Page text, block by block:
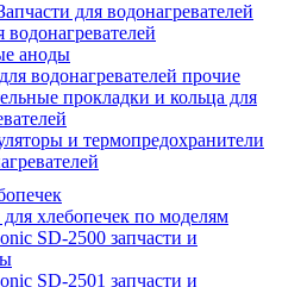
для водонагревателей
аноды
водонагревателей прочие
прокладки и кольца для
и термопредохранители
хлебопечек по моделям
SD-2500 запчасти и
SD-2501 запчасти и